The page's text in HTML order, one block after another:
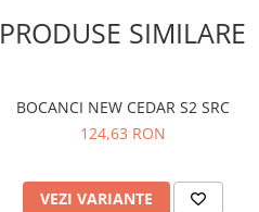
PRODUSE SIMILARE
BOCANCI NEW CEDAR S2 SRC
124,63 RON
VEZI VARIANTE